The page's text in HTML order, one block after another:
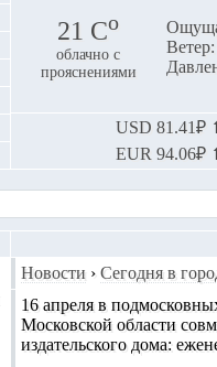
21 Сo
облачно с
прояснениями
USD 81.41₽
EUR 94.06₽
Новости › Сегодня в
16 апреля в
Московской области
издательского дома: